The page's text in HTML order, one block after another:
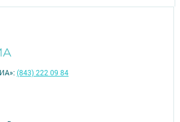
(843) 222 09 84